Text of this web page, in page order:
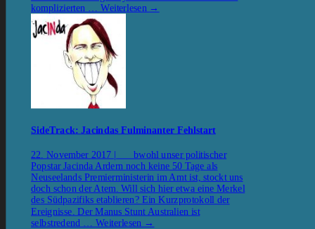
komplizierten … Weiterlesen →
SideTrack: Jacindas Fulminanter Fehlstart
22. November 2017 | bwohl unser politischer
Popstar Jacinda Ardern noch keine 50 Tage als
Neuseelands Premierministerin im Amt ist, stockt uns
doch schon der Atem. Will sich hier etwa eine Merkel
des Südpazifiks etablieren? Ein Kurzprotokoll der
Ereignisse. Der Manus Stunt Australien ist
selbstredend … Weiterlesen →